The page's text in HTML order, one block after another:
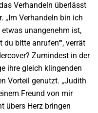
Verhandeln überlässt
„Im Verhandeln bin ich
unangenehm ist,
bitte anrufen‘“, verrät
Zumindest in der
ihre gleich klingenden
Vorteil genutzt. „Judith
Freund von mir
übers Herz bringen